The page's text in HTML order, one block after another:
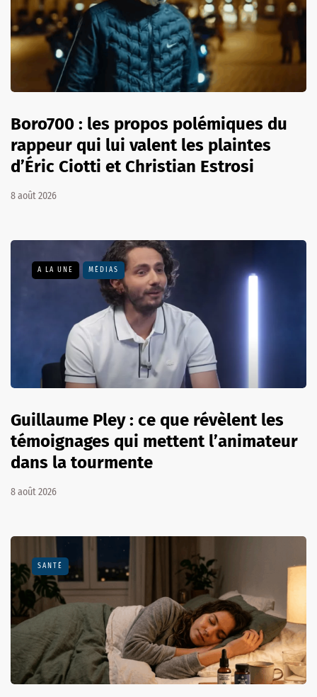
Boro700 : les propos polémiques du
rappeur qui lui valent les plaintes
d’Éric Ciotti et Christian Estrosi
8 août 2026
A LA UNE MÉDIAS
Guillaume Pley : ce que révèlent les
témoignages qui mettent l’animateur
dans la tourmente
8 août 2026
SANTÉ